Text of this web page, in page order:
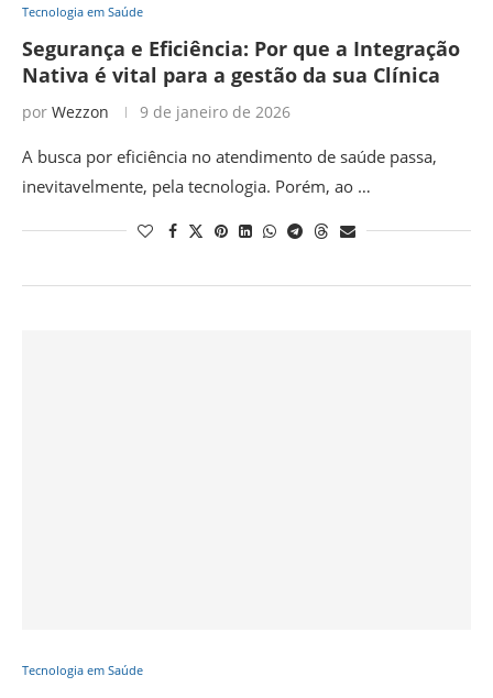
Tecnologia em Saúde
Segurança e Eficiência: Por que a Integração
Nativa é vital para a gestão da sua Clínica
por Wezzon 9 de janeiro de 2026
A busca por eficiência no atendimento de saúde passa,
inevitavelmente, pela tecnologia. Porém, ao …
Tecnologia em Saúde